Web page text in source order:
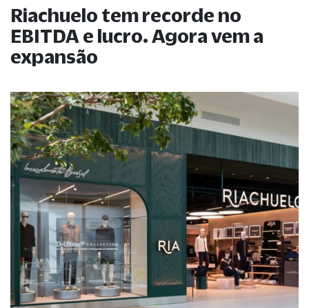
Riachuelo tem recorde no
EBITDA e lucro. Agora vem a
expansão